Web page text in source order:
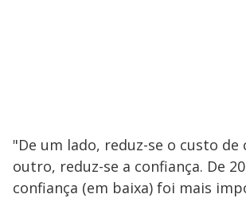
"De um lado, reduz-se o custo de
outro, reduz-se a confiança. De
confiança (em baixa) foi mais